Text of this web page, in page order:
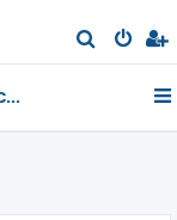
о
Вся территория РФ